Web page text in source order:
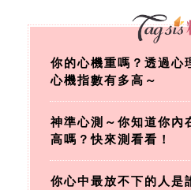
你的心機重嗎？透過心
心機指數有多高～
神準心測～你知道你內
高嗎？快來測看看！
你心中最放不下的人是